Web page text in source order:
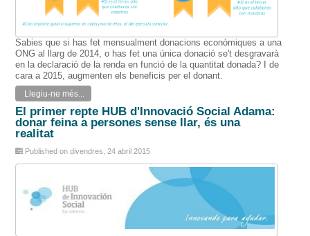
Sabies que si has fet mensualment donacions econòmiques a una
ONG al llarg de 2014,o has fet una única donació se't desgravarà
en la declaració de la renda en funció de la quantitat donada?
I de
cara a 2015, augmenten els beneficis per el donant.
Llegiu-ne més...
El primer repte HUB d'Innovació Social Adama:
donar feina a persones sense llar, és una
realitat
Published on divendres, 24 abril 2015